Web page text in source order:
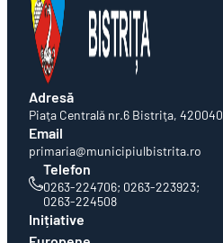
Adresă
Piaţa Centrală nr.6 Bistriţa, 420040
Email
primaria@municipiulbistrita.ro
Telefon
0263-224706; 0263-223923;
0263-224508
Inițiative